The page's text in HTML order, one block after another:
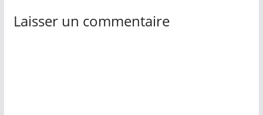
Laisser un commentaire